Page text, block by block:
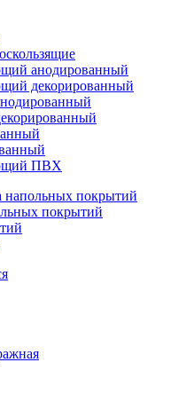
анодированный
декорированный
ПВХ
напольных покрытий
покрытий